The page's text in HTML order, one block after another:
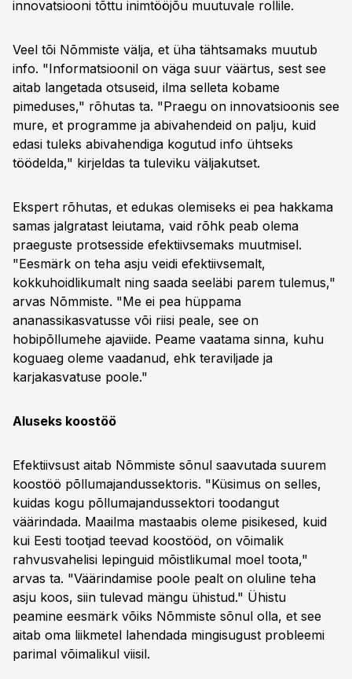
innovatsiooni tõttu inimtööjõu muutuvale rollile.
Veel tõi Nõmmiste välja, et üha tähtsamaks muutub
info. "Informatsioonil on väga suur väärtus, sest see
aitab langetada otsuseid, ilma selleta kobame
pimeduses," rõhutas ta. "Praegu on innovatsioonis see
mure, et programme ja abivahendeid on palju, kuid
edasi tuleks abivahendiga kogutud info ühtseks
töödelda," kirjeldas ta tuleviku väljakutset.
Ekspert rõhutas, et edukas olemiseks ei pea hakkama
samas jalgratast leiutama, vaid rõhk peab olema
praeguste protsesside efektiivsemaks muutmisel.
"Eesmärk on teha asju veidi efektiivsemalt,
kokkuhoidlikumalt ning saada seeläbi parem tulemus,"
arvas Nõmmiste. "Me ei pea hüppama
ananassikasvatusse või riisi peale, see on
hobipõllumehe ajaviide. Peame vaatama sinna, kuhu
koguaeg oleme vaadanud, ehk teraviljade ja
karjakasvatuse poole."
Aluseks koostöö
Efektiivsust aitab Nõmmiste sõnul saavutada suurem
koostöö põllumajandussektoris. "Küsimus on selles,
kuidas kogu põllumajandussektori toodangut
väärindada. Maailma mastaabis oleme pisikesed, kuid
kui Eesti tootjad teevad koostööd, on võimalik
rahvusvahelisi lepinguid mõistlikumal moel toota,"
arvas ta. "Väärindamise poole pealt on oluline teha
asju koos, siin tulevad mängu ühistud." Ühistu
peamine eesmärk võiks Nõmmiste sõnul olla, et see
aitab oma liikmetel lahendada mingisugust probleemi
parimal võimalikul viisil.